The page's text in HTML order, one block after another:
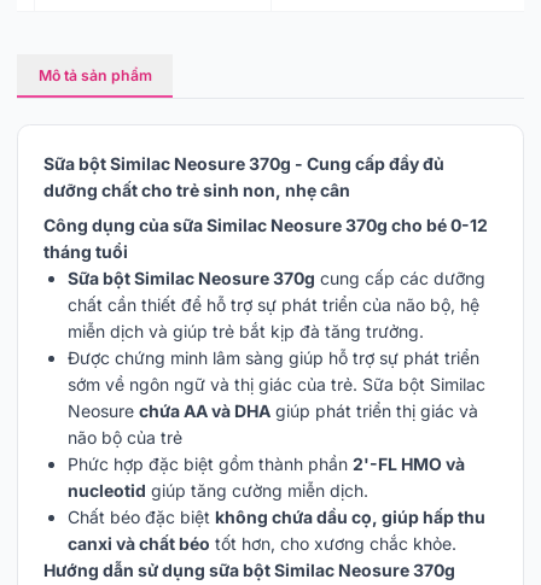
Mô tả sản phẩm
Sữa bột Similac Neosure 370g - Cung cấp đầy đủ
dưỡng chất cho trẻ sinh non, nhẹ cân
Công dụng của sữa Similac Neosure 370g cho bé 0-12
tháng tuổi
Sữa bột Similac Neosure 370g cung cấp các dưỡng
chất cần thiết để hỗ trợ sự phát triển của não bộ, hệ
miễn dịch và giúp trẻ bắt kịp đà tăng trưởng.
Được chứng minh lâm sàng giúp hỗ trợ sự phát triển
sớm về ngôn ngữ và thị giác của trẻ. Sữa bột Similac
Neosure chứa AA và DHA giúp phát triển thị giác và
não bộ của trẻ
Phức hợp đặc biệt gồm thành phần 2'-FL HMO và
nucleotid giúp tăng cường miễn dịch.
Chất béo đặc biệt không chứa dầu cọ, giúp hấp thu
canxi và chất béo tốt hơn, cho xương chắc khỏe.
Hướng dẫn sử dụng sữa bột Similac Neosure 370g